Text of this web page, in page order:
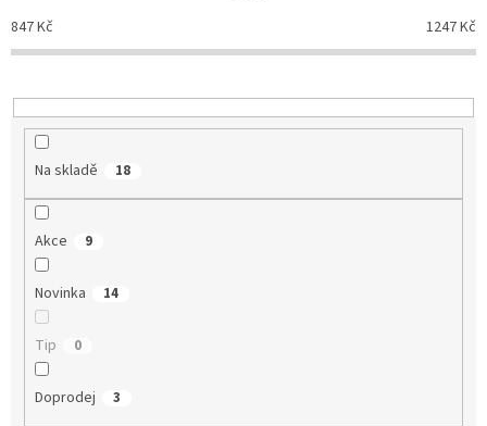
o
d
k
t
847Kč 1247Kč
Na skladě 18
Akce 9
Novinka 14
Tip 0
Doprodej 3